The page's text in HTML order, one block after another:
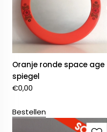
Oranje ronde space age
spiegel
€0,00
Bestellen